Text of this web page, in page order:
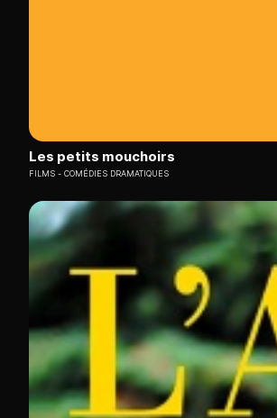
Les petits mouchoirs
FILMS COMÉDIES DRAMATIQUES